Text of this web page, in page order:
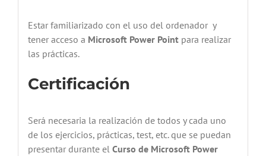
Estar familiarizado con el uso del ordenador y
tener acceso a Microsoft Power Pointpara realizar
las prácticas.
Certificación
Será necesaria la realización de todos y cada uno
de los ejercicios, prácticas, test, etc. que se puedan
presentar durante el Curso de Microsoft Power